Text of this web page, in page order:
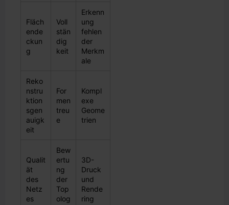
Fläch
ende
ckun
g
Voll
stän
dig
keit
Erkenn
ung
fehlen
der
Merkm
ale
Reko
nstru
ktion
sgen
auigk
eit
For
men
treu
e
Kompl
exe
Geome
trien
Qualit
ät
des
Netz
es
Bew
ertu
ng
der
Top
olog
3D-
Druck
und
Rende
ring